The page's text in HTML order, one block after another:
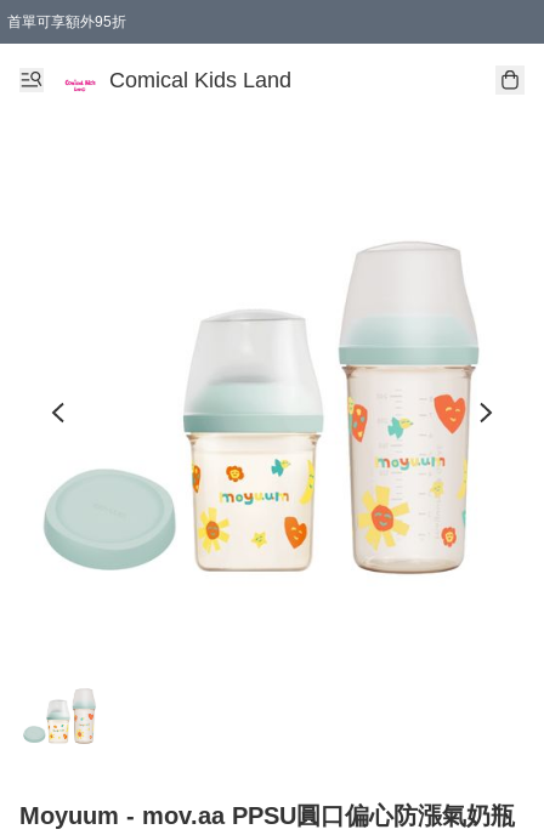
首單可享額外95折
Comical Kids Land
Moyuum - mov.aa PPSU圓口偏心防漲氣奶瓶